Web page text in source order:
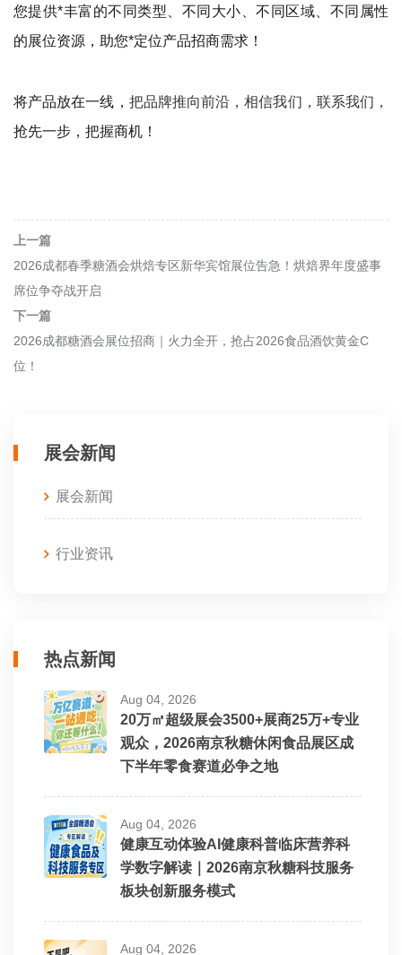
您提供*丰富的不同类型、不同大小、不同区域、不同属性
的展位资源，助您*定位产品招商需求！
将产品放在一线， 把品牌推向前沿，相信我们，联系我们，
抢先一步，把握商机！
上一篇
2026成都春季糖酒会烘焙专区新华宾馆展位告急！烘焙界年度盛事
席位争夺战开启
下一篇
2026成都糖酒会展位招商｜火力全开，抢占2026食品酒饮黄金C
位！
展会新闻
展会新闻
行业资讯
热点新闻
Aug 04, 2026
20万㎡超级展会3500+展商25万+专业
观众，2026南京秋糖休闲食品展区成
下半年零食赛道必争之地
Aug 04, 2026
健康互动体验AI健康科普临床营养科
学数字解读｜2026南京秋糖科技服务
板块创新服务模式
Aug 04, 2026